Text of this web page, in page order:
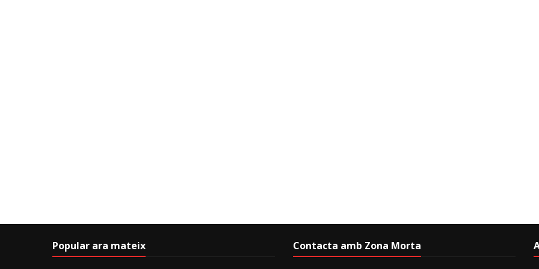
Popular ara mateix Contacta amb Zona Morta